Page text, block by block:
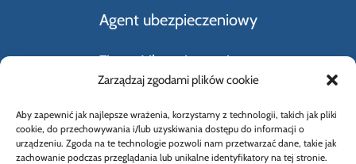
Zarządzaj zgodami plików cookie
Aby zapewnić jak najlepsze wrażenia, korzystamy z technologii, takich jak pliki
cookie, do przechowywania i/lub uzyskiwania dostępu do informacji o
urządzeniu. Zgoda na te technologie pozwoli nam przetwarzać dane, takie jak
zachowanie podczas przeglądania lub unikalne identyfikatory na tej stronie.
Agent ubezpieczeniowy
Firmy Ubezpieczeniowe
Rodzaje ubezpieczeń